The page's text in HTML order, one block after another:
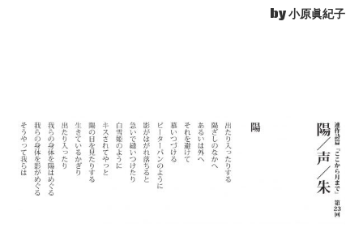
by 小原眞紀子